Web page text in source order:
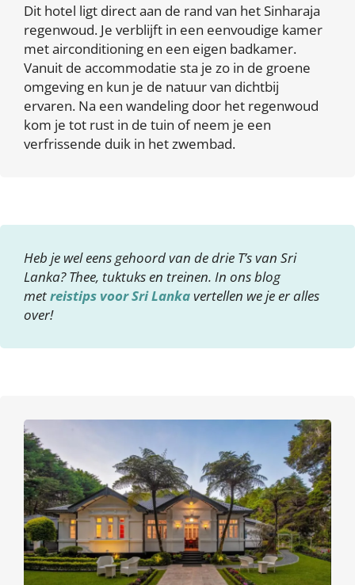
Dit hotel ligt direct aan de rand van het Sinharaja
regenwoud. Je verblijft in een eenvoudige kamer
met airconditioning en een eigen badkamer.
Vanuit de accommodatie sta je zo in de groene
omgeving en kun je de natuur van dichtbij
ervaren. Na een wandeling door het regenwoud
kom je tot rust in de tuin of neem je een
verfrissende duik in het zwembad.
Heb je wel eens gehoord van de drie T’s van Sri
Lanka? Thee, tuktuks en treinen. In ons blog
metreistips voor Sri Lankavertellen we je er alles
over!